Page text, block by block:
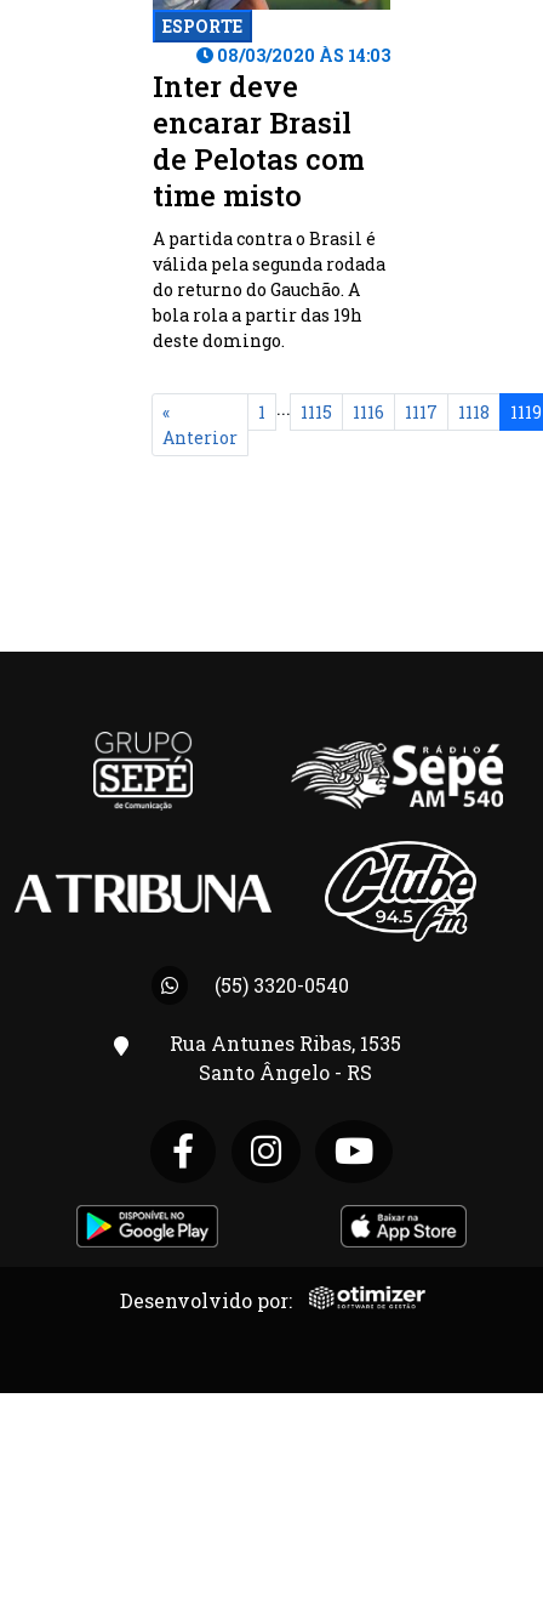
ESPORTE
08/03/2020 ÀS 14:03
Inter deve
encarar Brasil
de Pelotas com
time misto
A partida contra o Brasil é
válida pela segunda rodada
do returno do Gauchão. A
bola rola a partir das 19h
deste domingo.
«
Anterior
1 ... 1115 1116 1117 1118 1119
(55) 3320-0540
Rua Antunes Ribas, 1535
Santo Ângelo - RS
Desenvolvido por: